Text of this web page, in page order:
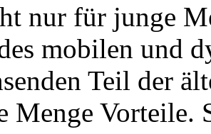
nur für junge
mobilen und
Teil der
Menge